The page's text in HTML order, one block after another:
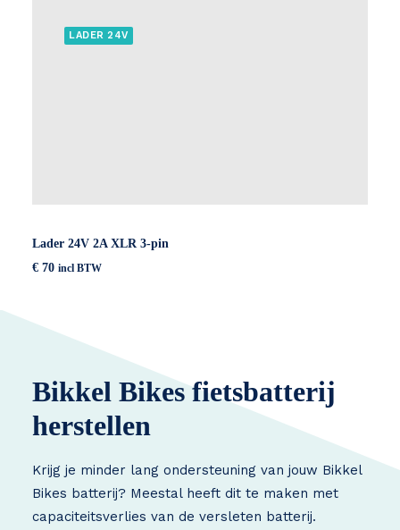
LADER 24V
Lader 24V 2A XLR 3-pin
€ 70 incl BTW
Bikkel Bikes fietsbatterij
herstellen
Krijg je minder lang ondersteuning van jouw Bikkel
Bikes batterij? Meestal heeft dit te maken met
capaciteitsverlies van de versleten batterij.